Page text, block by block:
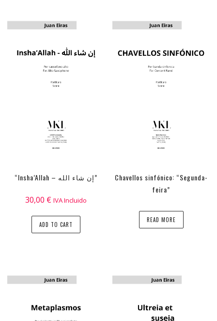
“Insha’Allah – إن شاء الله”
30,00 € IVA Incluido
ADD TO CART
Chavellos sinfónico: “Segunda-
feira”
READ MORE